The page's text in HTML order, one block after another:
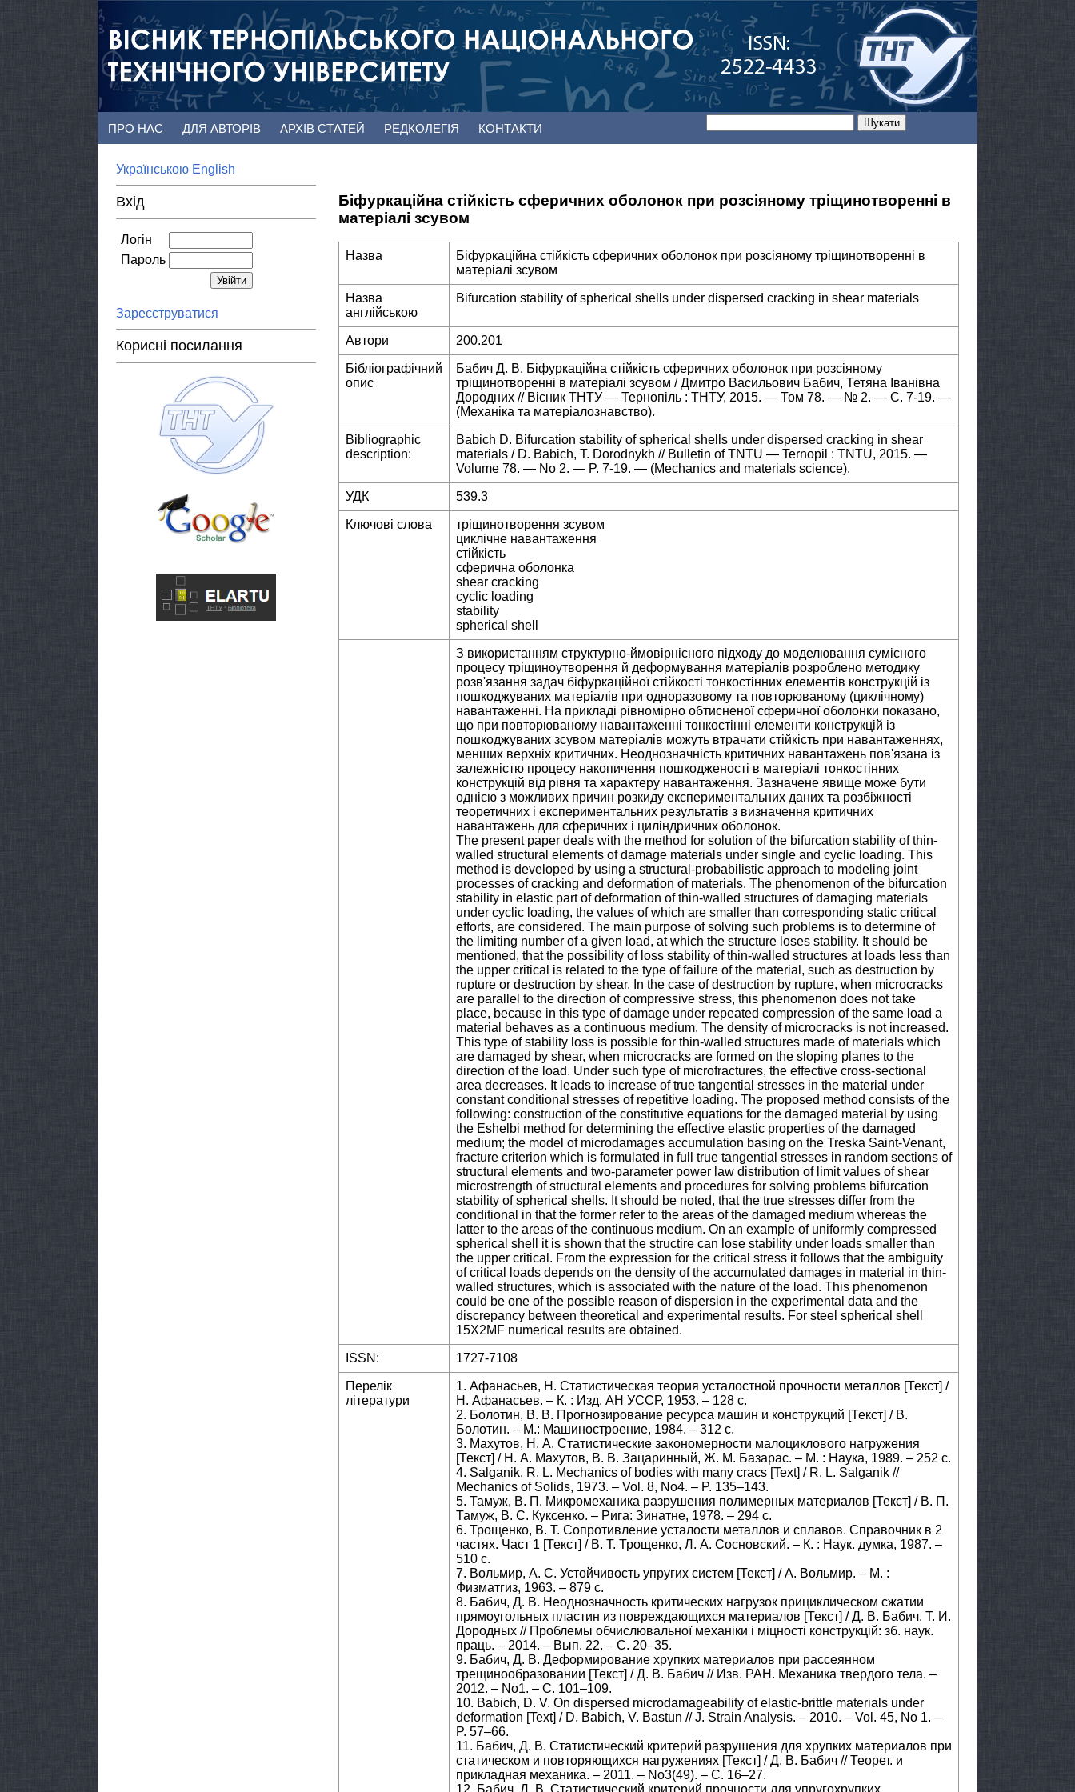
ПРО НАС ДЛЯ АВТОРІВ АРХІВ СТАТЕЙ РЕДКОЛЕГІЯ КОНТАКТИ
Українською English
Вхід
Логін
Пароль
Зареєструватися
Корисні посилання
Біфуркаційна стійкість сферичних оболонок при розсіяному тріщинотворенні в
матеріалі зсувом
Назва
Біфуркаційна стійкість сферичних оболонок при розсіяному тріщинотворенні в
матеріалі зсувом
Назва
англійською
Bifurcation stability of spherical shells under dispersed cracking in shear materials
Автори 200.201
Бібліографічний
опис
Бабич Д. В. Біфуркаційна стійкість сферичних оболонок при розсіяному
тріщинотворенні в матеріалі зсувом / Дмитро Васильович Бабич, Тетяна Іванівна
Дородних // Вісник ТНТУ — Тернопіль : ТНТУ, 2015. — Том 78. — № 2. — С. 7-19. —
(Механіка та матеріалознавство).
Bibliographic
description:
Babich D. Bifurcation stability of spherical shells under dispersed cracking in shear
materials / D. Babich, T. Dorodnykh // Bulletin of TNTU — Ternopil : TNTU, 2015. —
Volume 78. — No 2. — P. 7-19. — (Mechanics and materials science).
УДК 539.3
Ключові слова
тріщинотворення зсувом
циклічне навантаження
стійкість
сферична оболонка
shear cracking
cyclic loading
stability
spherical shell
З використанням структурно-ймовірнісного підходу до моделювання сумісного
процесу тріщиноутворення й деформування матеріалів розроблено методику
розв'язання задач біфуркаційної стійкості тонкостінних елементів конструкцій із
пошкоджуваних матеріалів при одноразовому та повторюваному (циклічному)
навантаженні. На прикладі рівномірно обтисненої сферичної оболонки показано,
що при повторюваному навантаженні тонкостінні елементи конструкцій із
пошкоджуваних зсувом матеріалів можуть втрачати стійкість при навантаженнях,
менших верхніх критичних. Неоднозначність критичних навантажень пов'язана із
залежністю процесу накопичення пошкодженості в матеріалі тонкостінних
конструкцій від рівня та характеру навантаження. Зазначене явище може бути
однією з можливих причин розкиду експериментальних даних та розбіжності
теоретичних і експериментальних результатів з визначення критичних
навантажень для сферичних і циліндричних оболонок.
The present paper deals with the method for solution of the bifurcation stability of thin-
walled structural elements of damage materials under single and cyclic loading. This
method is developed by using a structural-probabilistic approach to modeling joint
processes of cracking and deformation of materials. The phenomenon of the bifurcation
stability in elastic part of deformation of thin-walled structures of damaging materials
under cyclic loading, the values of which are smaller than corresponding static critical
efforts, are considered. The main purpose of solving such problems is to determine of
the limiting number of a given load, at which the structure loses stability. It should be
mentioned, that the possibility of loss stability of thin-walled structures at loads less than
the upper critical is related to the type of failure of the material, such as destruction by
rupture or destruction by shear. In the case of destruction by rupture, when microcracks
are parallel to the direction of compressive stress, this phenomenon does not take
place, because in this type of damage under repeated compression of the same load a
material behaves as a continuous medium. The density of microcracks is not increased.
This type of stability loss is possible for thin-walled structures made of materials which
are damaged by shear, when microcracks are formed on the sloping planes to the
direction of the load. Under such type of microfractures, the effective cross-sectional
area decreases. It leads to increase of true tangential stresses in the material under
constant conditional stresses of repetitive loading. The proposed method consists of the
following: construction of the constitutive equations for the damaged material by using
the Eshelbi method for determining the effective elastic properties of the damaged
medium; the model of microdamages accumulation basing on the Treska Saint-Venant,
fracture criterion which is formulated in full true tangential stresses in random sections of
structural elements and two-parameter power law distribution of limit values of shear
microstrength of structural elements and procedures for solving problems bifurcation
stability of spherical shells. It should be noted, that the true stresses differ from the
conditional in that the former refer to the areas of the damaged medium whereas the
latter to the areas of the continuous medium. On an example of uniformly compressed
spherical shell it is shown that the structire can lose stability under loads smaller than
the upper critical. From the expression for the critical stress it follows that the ambiguity
of critical loads depends on the density of the accumulated damages in material in thin-
walled structures, which is associated with the nature of the load. This phenomenon
could be one of the possible reason of dispersion in the experimental data and the
discrepancy between theoretical and experimental results. For steel spherical shell
15X2MF numerical results are obtained.
ISSN: 1727-7108
Перелік
літератури
1. Афанасьев, Н. Статистическая теория усталостной прочности металлов [Текст] /
Н. Афанасьев. – К. : Изд. АН УССР, 1953. – 128 c.
2. Болотин, В. В. Прогнозирование ресурса машин и конструкций [Текст] / В.
Болотин. – М.: Машиностроение, 1984. – 312 с.
3. Махутов, Н. А. Статистические закономерности малоциклового нагружения
[Текст] / Н. А. Махутов, В. В. Зацаринный, Ж. М. Базарас. – М. : Наука, 1989. – 252 c.
4. Salganik, R. L. Mechanics of bodies with many cracs [Text] / R. L. Salganik //
Mechanics of Solids, 1973. – Vol. 8, No4. – P. 135–143.
5. Тамуж, В. П. Микромеханика разрушения полимерных материалов [Текст] / В. П.
Тамуж, В. С. Куксенко. – Рига: Зинатне, 1978. – 294 с.
6. Трощенко, В. Т. Сопротивление усталости металлов и сплавов. Справочник в 2
частях. Част 1 [Текст] / В. Т. Трощенко, Л. А. Сосновский. – К. : Наук. думка, 1987. –
510 с.
7. Вольмир, А. С. Устойчивость упругих систем [Текст] / А. Вольмир. – М. :
Физматгиз, 1963. – 879 c.
8. Бабич, Д. В. Неоднозначность критических нагрузок прициклическом сжатии
прямоугольных пластин из повреждающихся материалов [Текст] / Д. В. Бабич, Т. И.
Дородных // Проблемы обчислювальної механіки і міцності конструкцій: зб. наук.
праць. – 2014. – Вып. 22. – C. 20–35.
9. Бабич, Д. В. Деформирование хрупких материалов при рассеянном
трещинообразовании [Текст] / Д. В. Бабич // Изв. РАН. Механика твердого тела. –
2012. – No1. – C. 101–109.
10. Babich, D. V. On dispersed microdamageability of elastic-brittle materials under
deformation [Text] / D. Babich, V. Bastun // J. Strain Analysis. – 2010. – Vol. 45, No 1. –
P. 57–66.
11. Бабич, Д. В. Статистический критерий разрушения для хрупких материалов при
статическом и повторяющихся нагружениях [Текст] / Д. В. Бабич // Теорет. и
прикладная механика. – 2011. – No3(49). – C. 16–27.